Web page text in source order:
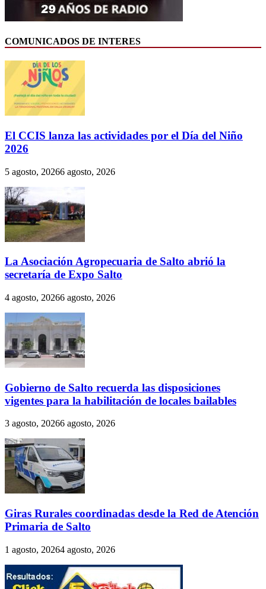
COMUNICADOS DE INTERES
El CCIS lanza las actividades por el Día del Niño
2026
5 agosto, 20266 agosto, 2026
La Asociación Agropecuaria de Salto abrió la
secretaría de Expo Salto
4 agosto, 20266 agosto, 2026
Gobierno de Salto recuerda las disposiciones
vigentes para la habilitación de locales bailables
3 agosto, 20266 agosto, 2026
Giras Rurales coordinadas desde la Red de Atención
Primaria de Salto
1 agosto, 20264 agosto, 2026